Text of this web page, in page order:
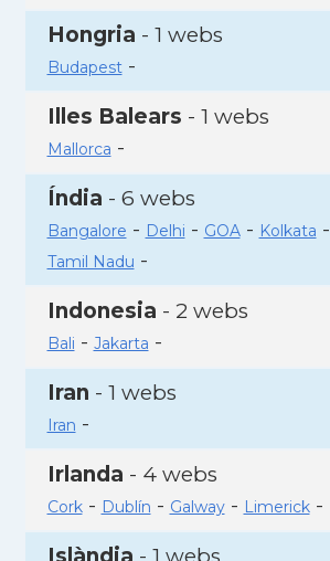
Hongria - 1 webs
Budapest-
Illes Balears - 1 webs
Mallorca -
Índia - 6 webs
Bangalore - Delhi - GOA- Kolkata -
Tamil Nadu -
Indonesia - 2 webs
Bali - Jakarta -
Iran - 1 webs
Iran -
Irlanda - 4 webs
Cork- Dublín - Galway- Limerick-